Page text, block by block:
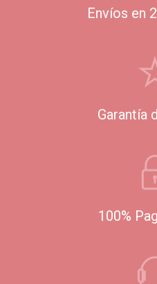
Envíos en
Garantía
100%